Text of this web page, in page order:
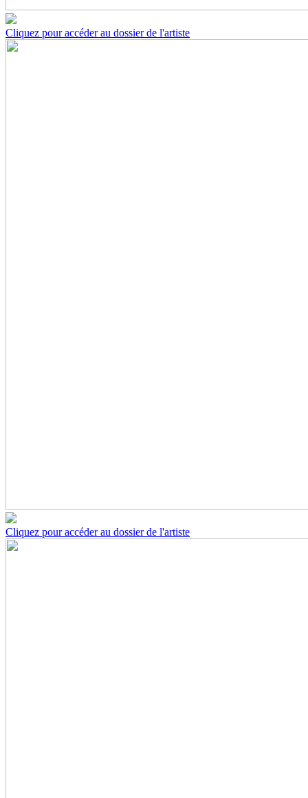
Cliquez pour accéder au dossier de l'artiste
Cliquez pour accéder au dossier de l'artiste